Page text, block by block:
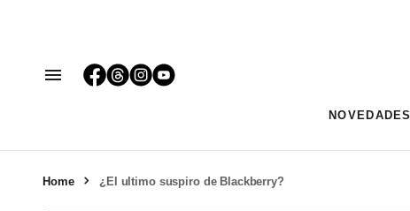
NOVEDADES
Home ¿El ultimo suspiro de Blackberry?